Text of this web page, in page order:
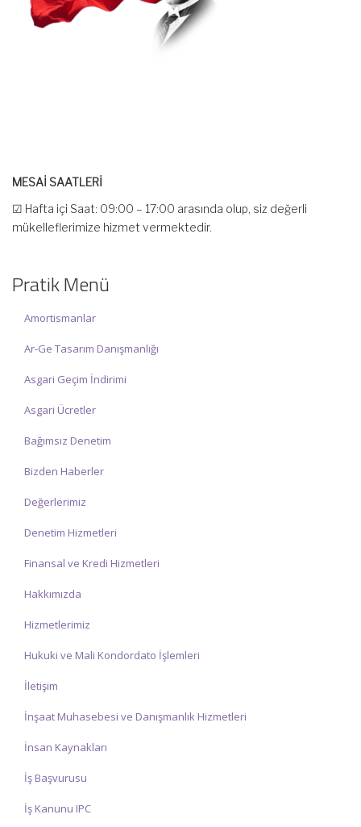
MESAİ SAATLERİ
☑ Hafta içi Saat: 09:00 – 17:00 arasında olup, siz değerli
mükelleflerimize hizmet vermektedir.
İlgi ve anlayışınız için İNCİ MUHASEBE MÜŞAVİRLİK Ailesi olarak
teşekkür ederiz.
Pratik Menü
Amortismanlar
Ar-Ge Tasarım Danışmanlığı
Asgari Geçim İndirimi
Asgari Ücretler
Bağımsız Denetim
Bizden Haberler
Değerlerimiz
Denetim Hizmetleri
Finansal ve Kredi Hizmetleri
Hakkımızda
Hizmetlerimiz
Hukuki ve Mali Kondordato İşlemleri
İletişim
İnşaat Muhasebesi ve Danışmanlık Hizmetleri
İnsan Kaynakları
İş Başvurusu
İş Kanunu IPC